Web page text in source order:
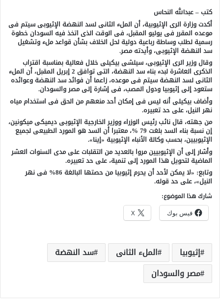
كتب – عبدالله النحاس
أكدت وزارة الرى الإثيوبية، أن الملء الثانى لسد النهضة الإثيوبى سيتم فى
موعده المقرر فى يوليو المقبل، فى الوقت الذى اتخذ فيه السودان خطوة
رسمية لطلب وساطة رباعية دولية لحل الخلاف بشأن قواعد ملء وتشغيل
سد النهضة الإثيوبى، وأيدته مصر.
وقال وزير الرى الإثيوبى، سيلشى بيكيلى خلال فعالية بمناسبة اقتراب
الذكرى العاشرة لبدء بناء سد النهضة، التى توافق 2 إبريل المقبل، أن الملء
الثانى لسد النهضة سيتم فى موعده، زاعما أن فوائد سد النهضة وعوائده
ستعود إلى إثيوبيا ودول المصب، فى إشارة إلى مصر والسودان.
وأضاف بيكيلى أنه ليس فى إمكان أحد منعهم من الحق فى استخدام مياه
نهر النيل، على حد تعبيره.
من جهته، قال نائب رئيس الوزراء ووزير الخارجية الإثيوبى ديميكى ميكونين،
إن نسبة بناء السد بلغت 79 %، معتبرا أن السد هو المورد الطبيعى لجميع
الإثيوبيين، بحسب وكالة الأنباء الإثيوبية «إينا».
وأشار إلى أن الإثيوبيين مروا بالعديد من التقلبات على مدى السنوات العشر
الماضية لتحويل هذا المورد إلى تنمية، على حد تعبيره.
وتابع: «لا يمكن لأحد أن يحرم إثيوبيا من حصتها البالغة 86% فى نهر
النيل»، على حد قوله.
شارك هذا الموضوع:
فيس بوك X
إثيوبيا الملء الثانى
سد النهضة
مصر والسودان